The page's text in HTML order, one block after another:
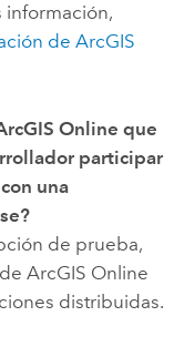
información,
de ArcGIS
Online que
participar
una
?
de prueba,
ArcGIS Online
distribuidas.